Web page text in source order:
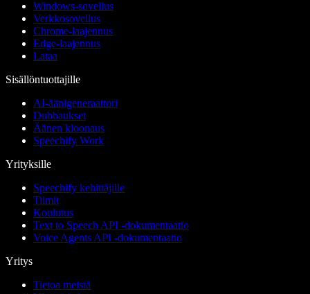
Windows-sovellus
Verkkosovellus
Chrome-laajennus
Edge-laajennus
Lataa
Sisällöntuottajille
AI-äänigeneraattori
Dubbaukset
Äänen kloonaus
Speechify Work
Yrityksille
Speechify kehittäjille
Tiimit
Koulutus
Text to Speech API -dokumentaatio
Voice Agents API -dokumentaatio
Yritys
Tietoa meistä